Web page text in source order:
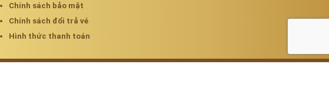
Chính sách bảo mật
Chính sách đổi trả vé
Hình thức thanh toán